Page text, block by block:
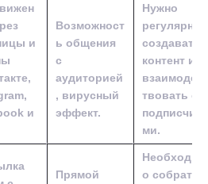
и
и
Возможност
ь общения
с
аудиторией
, вирусный
эффект.
Нужно
регулярно
создавать
контент и
твовать с
подписчика
ми.
Прямой
Необходим
о собрать